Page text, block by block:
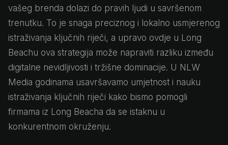
vašeg brenda dolazi do pravih ljudi u savršenom
trenutku. To je snaga preciznog i lokalno usmjerenog
istraživanja ključnih riječi, a upravo ovdje u Long
Beachu ova strategija može napraviti razliku između
digitalne nevidljivosti i tržišne dominacije. U NLW
Media godinama usavršavamo umjetnost i nauku
istraživanja ključnih riječi kako bismo pomogli
firmama iz Long Beacha da se istaknu u
konkurentnom okruženju.